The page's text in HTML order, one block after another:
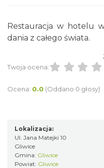
Restauracja w hotelu
dania z całego świata.
Twoja ocena:
Ocena: 0.0 (Oddano 0 głosy)
Lokalizacja:
Ul. Jana Matejki 10
Gliwice
Gmina: Gliwice
Powiat: Gliwice